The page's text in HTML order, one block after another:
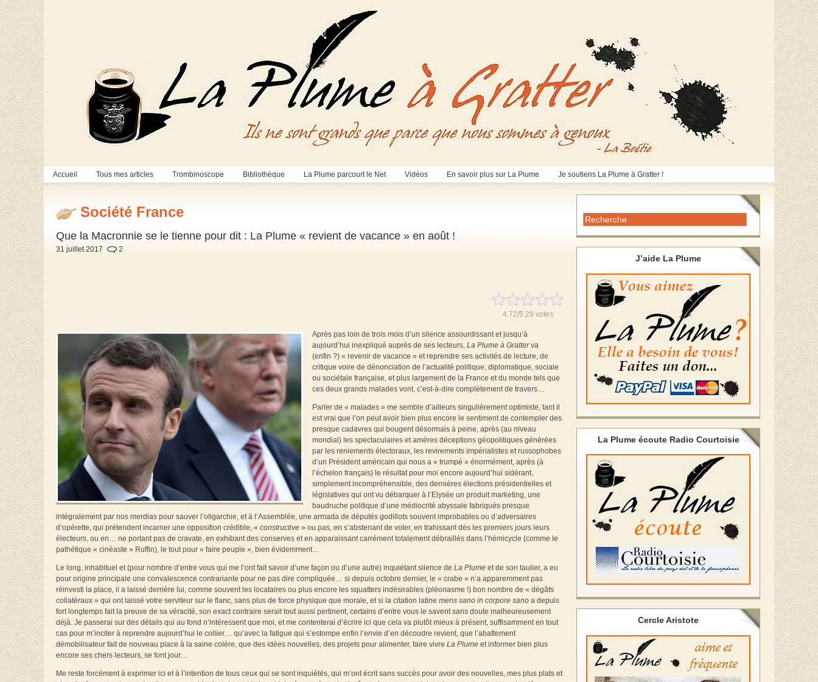
Accueil Tous mes articles Trombinoscope Bibliothèque La Plume parcourt le Net Vidéos En savoir plus sur La Plume Je soutiens La Plume à Gratter !
Société France
Que la Macronnie se le tienne pour dit : La Plume « revient de vacance » en août !
31 juillet 2017 2
4.72/5 29 votes
Après pas loin de trois mois d’un silence assourdissant et jusqu’à
aujourd’hui inexpliqué auprès de ses lecteurs, La Plume à Gratterva
(enfin ?) « revenir de vacance » et reprendre ses activités de lecture, de
critique voire de dénonciation de l’actualité politique, diplomatique, sociale
ou sociétale française, et plus largement de la France et du monde tels que
ces deux grands malades vont, c’est-à-dire complètement de travers…
Parler de « malades » me semble d’ailleurs singulièrement optimiste, tant il
est vrai que l’on peut avoir bien plus encore le sentiment de contempler des
presque cadavres qui bougent désormais à peine, après (au niveau
mondial) les spectaculaires et amères déceptions géopolitiques générées
par les reniements électoraux, les revirements impérialistes et russophobes
d’un Président américain qui nous a « trumpé » énormément, après (à
l’échelon français) le résultat pour moi encore aujourd’hui sidérant,
simplement incompréhensible, des dernières élections présidentielles et
législatives qui ont vu débarquer à l’Elysée un produit marketing, une
baudruche politique d’une médiocrité abyssale fabriqués presque
intégralement par nos merdias pour sauver l’oligarchie, et à l’Assemblée, une armada de députés godillots souvent improbables ou d’adversaires
d’opérette, qui prétendent incarner une opposition crédible, « constructive » ou pas, en s’abstenant de voter, en trahissant dès les premiers jours leurs
électeurs, ou en… ne portant pas de cravate, en exhibant des conserves et en apparaissant carrément totalement débraillés dans l’hémicycle (comme le
pathétique « cinéaste » Ruffin), le tout pour « faire peuple », bien évidemment…
Le long, inhabituel et (pour nombre d’entre vous qui me l’ont fait savoir d’une façon ou d’une autre) inquiétant silence de La Plume et de son taulier, a eu
pour origine principale une convalescence contrariante pour ne pas dire compliquée… si depuis octobre dernier, le « crabe » n’a apparemment pas
réinvesti la place, il a laissé derrière lui, comme souvent les locataires ou plus encore les squatters indésirables (pléonasme !) bon nombre de « dégâts
collatéraux » qui ont laissé votre serviteur sur le flanc, sans plus de force physique que morale, et si la citation latine mens sano in corpore sano a depuis
fort longtemps fait la preuve de sa véracité, son exact contraire serait tout aussi pertinent, certains d’entre vous le savent sans doute malheureusement
déjà. Je passerai sur des détails qui au fond n’intéressent que moi, et me contenterai d’écrire ici que cela va plutôt mieux à présent, suffisamment en tout
cas pour m’inciter à reprendre aujourd’hui le collier… qu’avec la fatigue qui s’estompe enfin l’envie d’en découdre revient, que l’abattement
démobilisateur fait de nouveau place à la saine colère, que des idées nouvelles, des projets pour alimenter, faire vivre La Plume et informer bien plus
encore ses chers lecteurs, se font jour…
Me reste forcément à exprimer ici et à l’intention de tous ceux qui se sont inquiétés, qui m’ont écrit sans succès pour avoir des nouvelles, mes plus plats et
J’aide La Plume
La Plume écoute Radio Courtoisie
Cercle Aristote